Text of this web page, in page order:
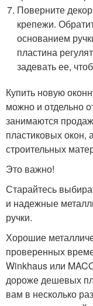
Поверните
крепежи.
основанием
пластина
задевать ее,
Купить новую
можно и отдельно
занимаются
пластиковых окон,
строительных
Это важно!
Старайтесь
и надежные
ручки.
Хорошие
проверенных
Winkhaus или
дороже дешевых
вам в несколько